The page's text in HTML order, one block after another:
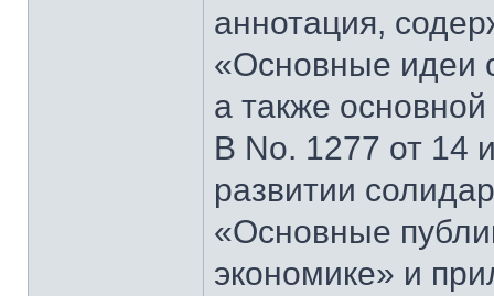
аннотация,
«Основные идеи
а также
В No. 1277 от 14
развитии
«Основные
экономике» и